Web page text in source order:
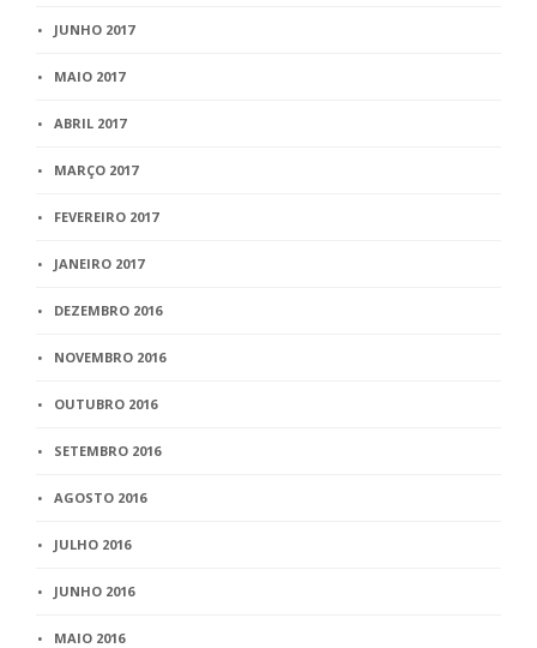
JUNHO 2017
MAIO 2017
ABRIL 2017
MARÇO 2017
FEVEREIRO 2017
JANEIRO 2017
DEZEMBRO 2016
NOVEMBRO 2016
OUTUBRO 2016
SETEMBRO 2016
AGOSTO 2016
JULHO 2016
JUNHO 2016
MAIO 2016